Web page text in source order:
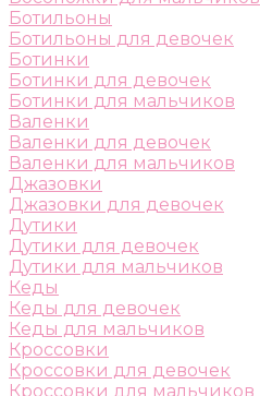
Ботильоны
Ботильоны для девочек
Ботинки
Ботинки для девочек
Ботинки для мальчиков
Валенки
Валенки для девочек
Валенки для мальчиков
Джазовки
Джазовки для девочек
Дутики
Дутики для девочек
Дутики для мальчиков
Кеды
Кеды для девочек
Кеды для мальчиков
Кроссовки
Кроссовки для девочек
Кроссовки для мальчиков